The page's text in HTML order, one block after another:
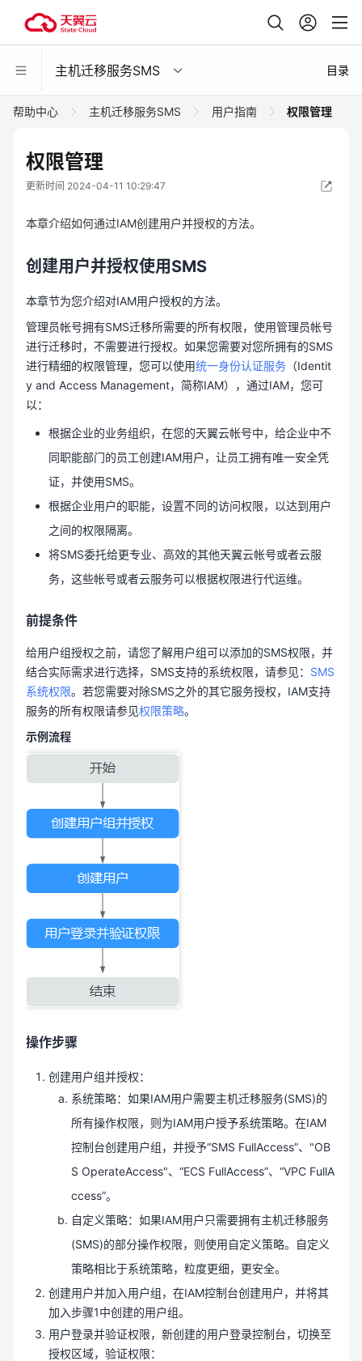
主机迁移服务SMS 目录
帮助中心 主机迁移服务SMS 用户指南 权限管理
权限管理
更新时间 2024-04-11 10:29:47
本章介绍如何通过IAM创建用户并授权的方法。
创建用户并授权使用SMS
本章节为您介绍对IAM用户授权的方法。
管理员帐号拥有SMS迁移所需要的所有权限，使用管理员帐号
进行迁移时，不需要进行授权。如果您需要对您所拥有的SMS
进行精细的权限管理，您可以使用统一身份认证服务 （Identit
y and Access Management，简称IAM），通过IAM，您可
以：
根据企业的业务组织，在您的天翼云帐号中，给企业中不
同职能部门的员工创建IAM用户，让员工拥有唯一安全凭
证，并使用SMS。
根据企业用户的职能，设置不同的访问权限，以达到用户
之间的权限隔离。
将SMS委托给更专业、高效的其他天翼云帐号或者云服
务，这些帐号或者云服务可以根据权限进行代运维。
前提条件
给用户组授权之前，请您了解用户组可以添加的SMS权限，并
结合实际需求进行选择，SMS支持的系统权限，请参见： SMS
系统权限。若您需要对除SMS之外的其它服务授权，IAM支持
服务的所有权限请参见权限策略。
示例流程
操作步骤
创建用户组并授权：
系统策略：如果IAM用户需要主机迁移服务(SMS)的
所有操作权限，则为IAM用户授予系统策略。在IAM
控制台创建用户组，并授予“SMS FullAccess”、"OB
S OperateAccess"、“ECS FullAccess”、“VPC FullA
ccess”。
自定义策略：如果IAM用户只需要拥有主机迁移服务
(SMS)的部分操作权限，则使用自定义策略。自定义
策略相比于系统策略，粒度更细，更安全。
创建用户并加入用户组，在IAM控制台创建用户，并将其
加入步骤1中创建的用户组。
用户登录并验证权限，新创建的用户登录控制台，切换至
授权区域，验证权限：